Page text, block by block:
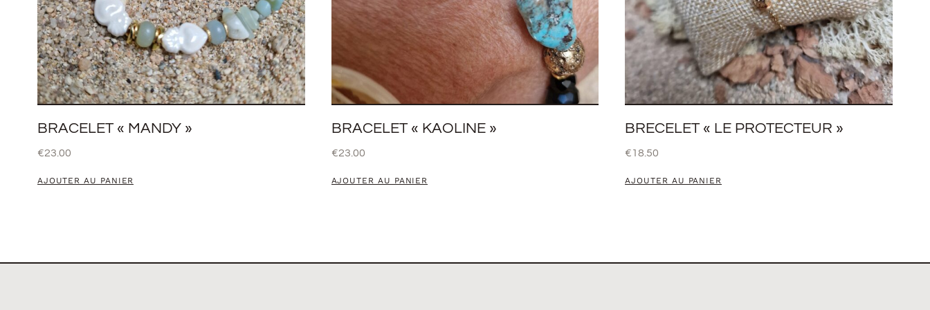
BRACELET « MANDY »
€23.00
AJOUTER AU PANIER
BRACELET « KAOLINE »
€23.00
AJOUTER AU PANIER
BRECELET « LE PROTECTEUR »
€18.50
AJOUTER AU PANIER